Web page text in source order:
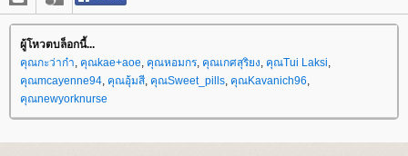
ผู้โหวตบล็อกนี้...
คุณกะว่าก๋า, คุณkae+aoe, คุณหอมกร, คุณเกศสุริยง, คุณTui Laksi,
คุณmcayenne94, คุณอุ้มสี, คุณSweet_pills, คุณKavanich96,
คุณnewyorknurse